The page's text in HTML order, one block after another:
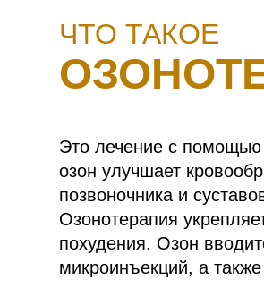
ЧТО ТАКОЕ
Это лечение с
озон улучшает
позвоночника и
Озонотерапия
похудения. Озон
микроинъекций, а